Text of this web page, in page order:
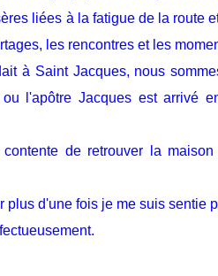
liées à la fatigue de la route
les rencontres et les
à Saint Jacques, nous
l'apôtre Jacques est arrivé
de retrouver la maison
plus d'une fois je me suis sentie